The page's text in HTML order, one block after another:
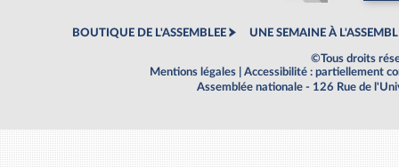
BOUTIQUE DE L'ASSEMBLEE UNE SEMAINE À
©Tous droits
Mentions légales
Accessibilité : partiellement
Assemblée nationale - 126 Rue de